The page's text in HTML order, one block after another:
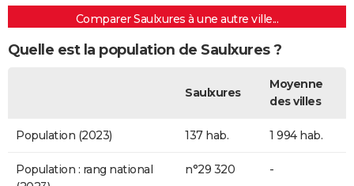
Comparer Saulxures à une autre ville...
Quelle est la population de Saulxures ?
Saulxures
Moyenne
des villes
Population (2023) 137 hab. 1 994 hab.
Population : rang national
n°29 320 -